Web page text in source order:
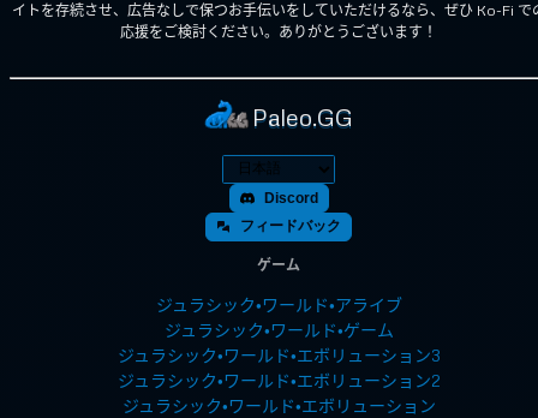
イトを存続させ、広告なしで保つお手伝いをしていただけるなら、ぜひ Ko-Fi で
応援をご検討ください。ありがとうございます！
Paleo.GG
Discord
フィードバック
ゲーム
ジュラシック・ワールド・アライブ
ジュラシック・ワールド・ゲーム
ジュラシック・ワールド・エボリューション3
ジュラシック・ワールド・エボリューション2
ジュラシック・ワールド・エボリューション